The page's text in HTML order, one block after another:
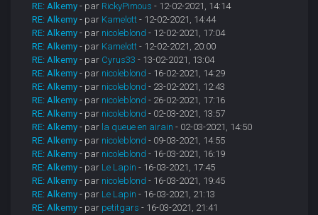
RE: Alkemy - par RickyPimous - 12-02-2021, 14:14
RE: Alkemy - par Kamelott - 12-02-2021, 14:44
RE: Alkemy - par nicoleblond - 12-02-2021, 17:04
RE: Alkemy - par Kamelott - 12-02-2021, 20:00
RE: Alkemy - par Cyrus33 - 13-02-2021, 13:04
RE: Alkemy - par nicoleblond - 16-02-2021, 14:29
RE: Alkemy - par nicoleblond - 23-02-2021, 12:43
RE: Alkemy - par nicoleblond - 26-02-2021, 17:16
RE: Alkemy - par nicoleblond - 02-03-2021, 13:57
RE: Alkemy - par la queue en airain - 02-03-2021, 14:50
RE: Alkemy - par nicoleblond - 09-03-2021, 14:55
RE: Alkemy - par nicoleblond - 16-03-2021, 16:19
RE: Alkemy - par Le Lapin - 16-03-2021, 17:45
RE: Alkemy - par nicoleblond - 16-03-2021, 19:45
RE: Alkemy - par Le Lapin - 16-03-2021, 21:13
RE: Alkemy - par petitgars - 16-03-2021, 21:41